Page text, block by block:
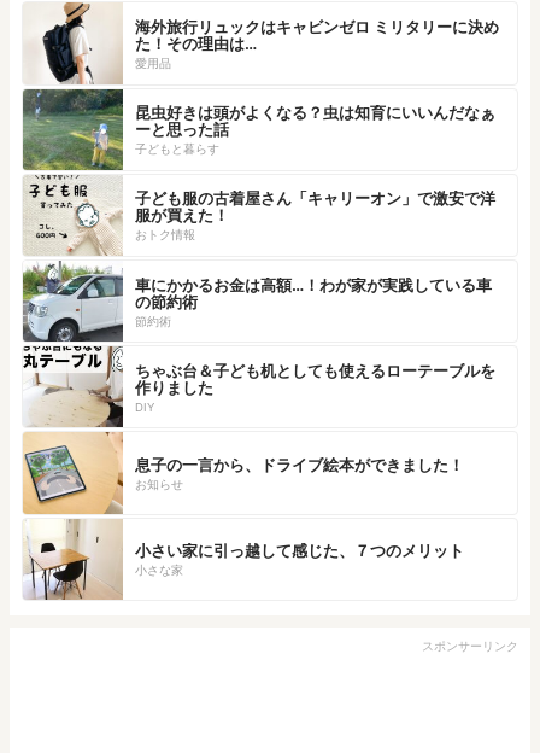
海外旅行リュックはキャビンゼロ ミリタリーに決め
た！その理由は…
愛用品
昆虫好きは頭がよくなる？虫は知育にいいんだなぁ
ーと思った話
子どもと暮らす
子ども服の古着屋さん「キャリーオン」で激安で洋
服が買えた！
おトク情報
車にかかるお金は高額…！わが家が実践している車
の節約術
節約術
ちゃぶ台＆子ども机としても使えるローテーブルを
作りました
DIY
息子の一言から、ドライブ絵本ができました！
お知らせ
小さい家に引っ越して感じた、７つのメリット
小さな家
スポンサーリンク